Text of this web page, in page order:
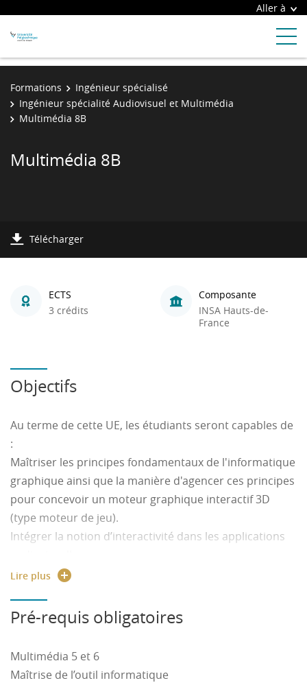
Aller à
Formations
Ingénieur spécialisé
Ingénieur spécialité Audiovisuel et Multimédia
Multimédia 8B
Multimédia 8B
Télécharger
ECTS
3 crédits
Composante
INSA Hauts-de-
France
Objectifs
Au terme de cette UE, les étudiants seront capables de
:
Maîtriser les principes fondamentaux de l'informatique
graphique ainsi que la manière d'agencer ces principes
pour concevoir un moteur graphique interactif 3D
(type moteur de jeu).
Intégrer la notion d’interactivité dans les applications
Connaître et savoir utiliser le système MIDI pour la
Comprendre et savoir utiliser le concept de « plugins »
de traitement audio.
Lire plus
Pré-requis obligatoires
Multimédia 5 et 6
Maîtrise de l’outil informatique